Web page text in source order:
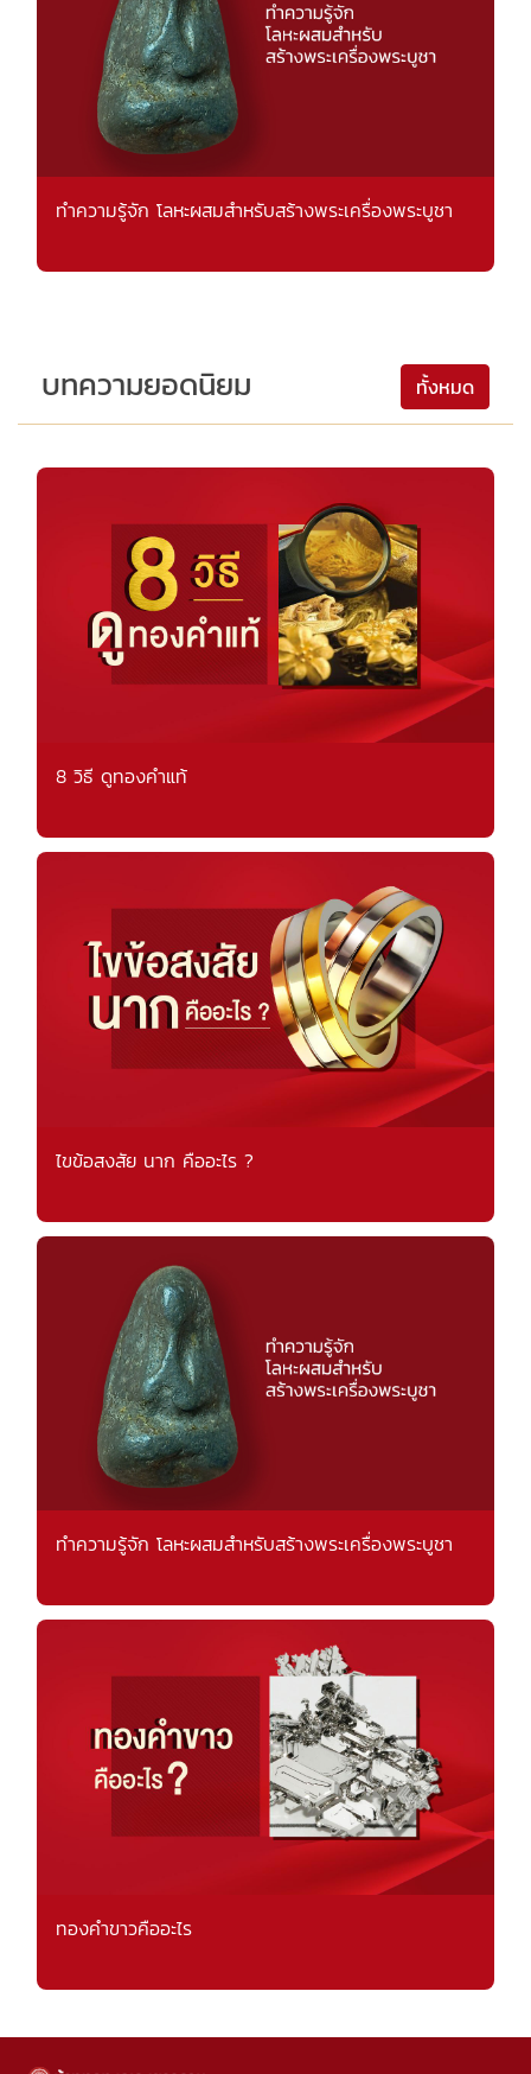
ทำความรู้จัก โลหะผสมสำหรับสร้างพระเครื่องพระบูชา
บทความยอดนิยม ทั้งหมด
8 วิธี ดูทองคำแท้
ไขข้อสงสัย นาก คืออะไร ?
ทำความรู้จัก โลหะผสมสำหรับสร้างพระเครื่องพระบูชา
ทองคำขาวคืออะไร